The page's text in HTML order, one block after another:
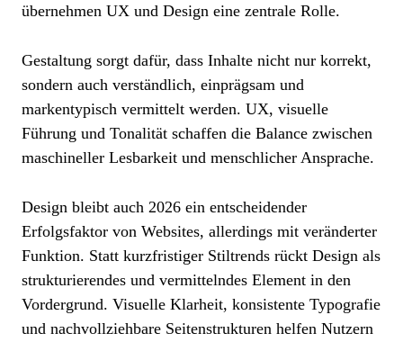
übernehmen UX und Design eine zentrale Rolle.
Gestaltung sorgt dafür, dass Inhalte nicht nur korrekt,
sondern auch verständlich, einprägsam und
markentypisch vermittelt werden. UX, visuelle
Führung und Tonalität schaffen die Balance zwischen
maschineller Lesbarkeit und menschlicher Ansprache.
Design bleibt auch 2026 ein entscheidender
Erfolgsfaktor von Websites, allerdings mit veränderter
Funktion. Statt kurzfristiger Stiltrends rückt Design als
strukturierendes und vermittelndes Element in den
Vordergrund. Visuelle Klarheit, konsistente Typografie
und nachvollziehbare Seitenstrukturen helfen Nutzern